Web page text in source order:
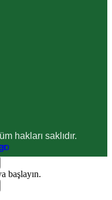
hakları saklıdır.
başlayın.